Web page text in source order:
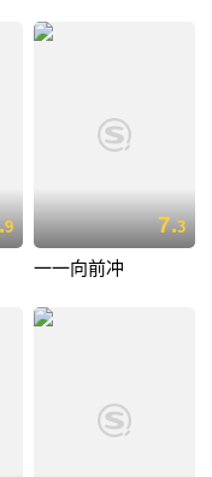
9 7.3
一一向前冲